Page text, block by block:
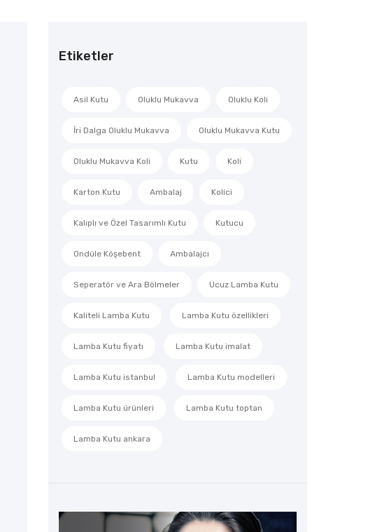
Etiketler
Asil Kutu Oluklu Mukavva Oluklu Koli
İri Dalga Oluklu Mukavva Oluklu Mukavva Kutu
Oluklu Mukavva Koli Kutu Koli
Karton Kutu Ambalaj Kolici
Kalıplı ve Özel Tasarımlı Kutu Kutucu
Ondüle Köşebent Ambalajcı
Seperatör ve Ara Bölmeler Ucuz Lamba Kutu
Kaliteli Lamba Kutu Lamba Kutu özellikleri
Lamba Kutu fiyatı Lamba Kutu imalat
Lamba Kutu istanbul Lamba Kutu modelleri
Lamba Kutu ürünleri Lamba Kutu toptan
Lamba Kutu ankara